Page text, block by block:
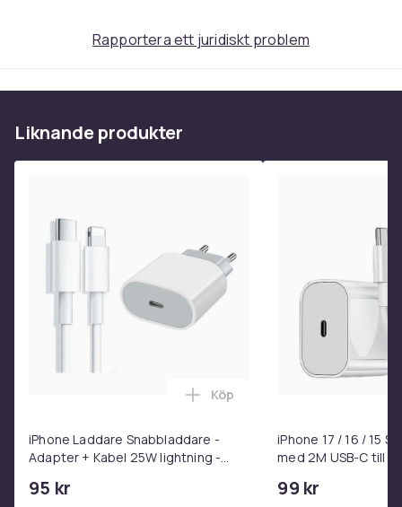
Rapportera ett juridiskt problem
Liknande produkter
iPhone Laddare Snabbladdare -
Adapter + Kabel 25W lightning -
95 kr
Lägg till iPhone Laddare
Köp
iPhone 17 / 16 / 15
med 2M USB-C till
99 kr